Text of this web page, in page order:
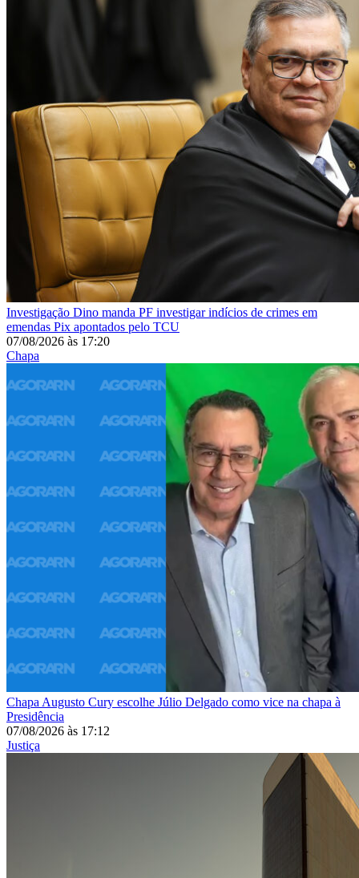
Investigação Dino manda PF investigar indícios de crimes em
emendas Pix apontados pelo TCU
07/08/2026 às 17:20
Chapa
Chapa Augusto Cury escolhe Júlio Delgado como vice na chapa à
Presidência
07/08/2026 às 17:12
Justiça